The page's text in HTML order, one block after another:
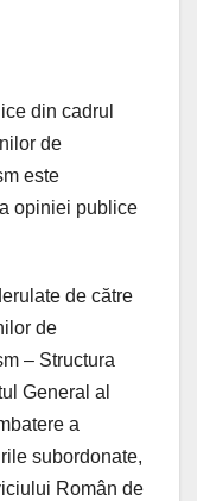
din cadrul
de
este
opiniei publice
de către
de
– Structura
General al
a
subordonate,
Român de